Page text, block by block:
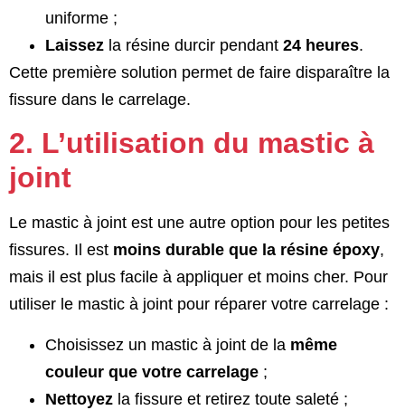
uniforme ;
Laissez la résine durcir pendant 24 heures.
Cette première solution permet de faire disparaître la
fissure dans le carrelage.
2. L’utilisation du mastic à
joint
Le mastic à joint est une autre option pour les petites
fissures. Il est moins durable que la résine époxy,
mais il est plus facile à appliquer et moins cher. Pour
utiliser le mastic à joint pour réparer votre carrelage :
Choisissez un mastic à joint de la même
couleur que votre carrelage ;
Nettoyez la fissure et retirez toute saleté ;